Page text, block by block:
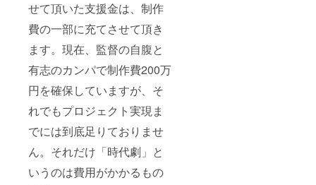
せて頂いた支援金は、制作
費の一部に充てさせて頂き
ます。現在、監督の自腹と
有志のカンパで制作費200万
円を確保していますが、そ
れでもプロジェクト実現ま
でには到底足りておりませ
ん。それだけ「時代劇」と
いうのは費用がかかるもの